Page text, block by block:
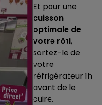
Et pour une
cuisson
optimale de
votre rôti,
sortez-le de
votre
réfrigérateur 1h
avant de le
cuire.